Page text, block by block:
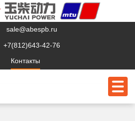
sale@abespb.ru
+7(812)643-42-76
Контакты